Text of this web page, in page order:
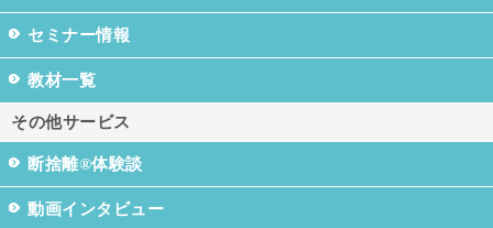
セミナー情報
教材一覧
その他サービス
断捨離®体験談
動画インタビュー